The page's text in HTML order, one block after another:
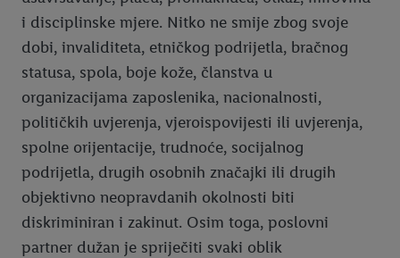
i disciplinske mjere. Nitko ne smije zbog svoje
dobi, invaliditeta, etničkog podrijetla, bračnog
statusa, spola, boje kože, članstva u
organizacijama zaposlenika, nacionalnosti,
političkih uvjerenja, vjeroispovijesti ili uvjerenja,
spolne orijentacije, trudnoće, socijalnog
podrijetla, drugih osobnih značajki ili drugih
objektivno neopravdanih okolnosti biti
diskriminiran i zakinut. Osim toga, poslovni
partner dužan je spriječiti svaki oblik